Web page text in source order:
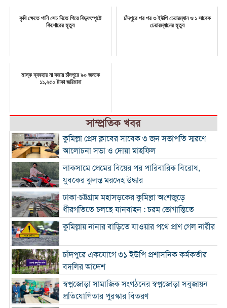
কৃষি ক্ষেতে পানি সেচ দিতে গিয়ে বিদ্যুৎস্পৃষ্টে
কিশোরের মৃত্যু
চাঁদপুরে পর পর ৩ ইউপি চেয়ারম্যান ও ১ সাবেক
চেয়ারম্যানের মৃত্যু
মাস্ক ব্যবহার না করায় চাঁদপুরে ৯০ জনকে
১১,২৫০ টাকা জরিমানা
সাম্প্রতিক খবর
কুমিল্লা প্রেস ক্লাবের সাবেক ৩ জন সভাপতি স্মরণে
আলোচনা সভা ও দোয়া মাহফিল
লাকসামে প্রেমের বিয়ের পর পারিবারিক বিরোধ,
যুবকের ঝুলন্ত মরদেহ উদ্ধার
ঢাকা-চট্টগ্রাম মহাসড়কের কুমিল্লা অংশজুড়ে
ধীরগতিতে চলছে যানবাহন : চরম ভোগান্তিতে
কুমিল্লায় নানার বাড়িতে যাওয়ার পথে প্রাণ গেল নারীর
চাঁদপুরে একযোগে ৩১ ইউপি প্রশাসনিক কর্মকর্তার
বদলির আদেশ
স্বপ্নজোড়া সামাজিক সংগঠনের স্বপ্নজোড়া সবুজায়ন
প্রতিযোগিতার পুরস্কার বিতরণ